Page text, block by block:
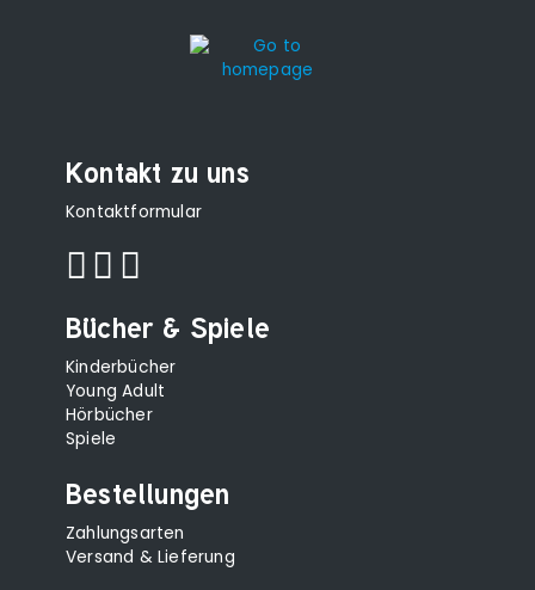
Kontakt zu uns
Kontaktformular
Bücher & Spiele
Kinderbücher
Young Adult
Hörbücher
Spiele
Bestellungen
Zahlungsarten
Versand & Lieferung